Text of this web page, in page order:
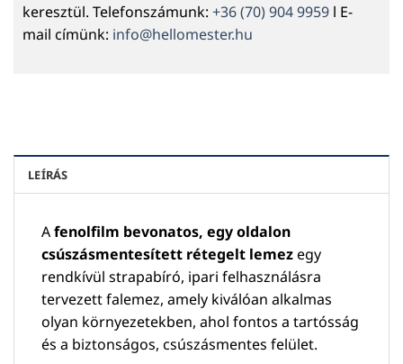
keresztül. Telefonszámunk: +36 (70) 904 9959 l E-
mail címünk: info@hellomester.hu
LEÍRÁS
Afenolfilm bevonatos, egy oldalon
csúszásmentesített rétegelt lemezegy
rendkívül strapabíró, ipari felhasználásra
tervezett falemez, amely kiválóan alkalmas
olyan környezetekben, ahol fontos a tartósság
és a biztonságos, csúszásmentes felület.